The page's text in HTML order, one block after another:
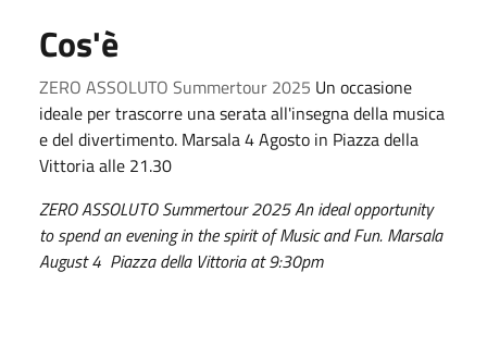
Cos'è
ZERO ASSOLUTO Summertour 2025 Un occasione
ideale per trascorre una serata all'insegna della musica
e del divertimento. Marsala 4 Agosto in Piazza della
Vittoria alle 21.30
ZERO ASSOLUTO Summertour 2025 An ideal opportunity
to spend an evening in the spirit of Music and Fun. Marsala
August 4 Piazza della Vittoria at 9:30pm